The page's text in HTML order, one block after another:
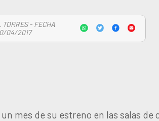
TORRES - FECHA
04/2017
mes de su estreno en las salas